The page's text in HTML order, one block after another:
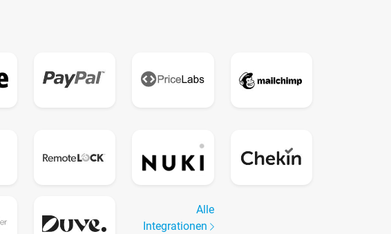
Alle
Integrationen